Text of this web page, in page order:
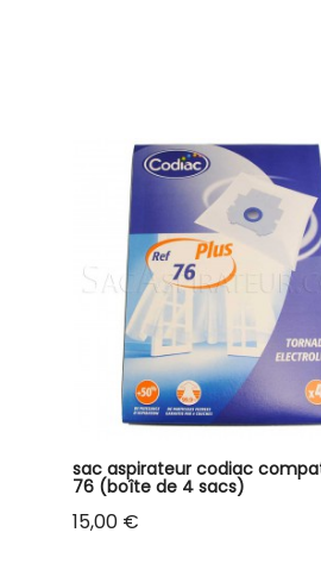
sac aspirateur codiac
76 (boîte de 4 sacs)
Prix
15,00 €